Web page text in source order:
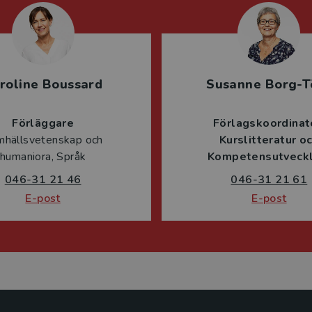
Boussard
Förläggare
och
humaniora, Språk
046-31 21 46
E-post
Susanne Borg-
Kurslitteratur
046-31 21 61
E-post